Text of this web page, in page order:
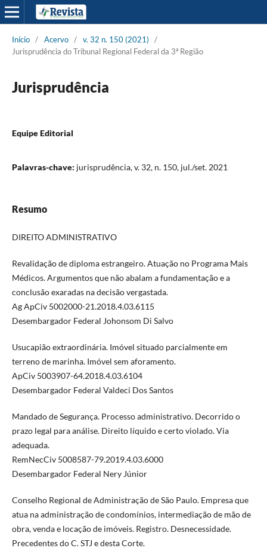
Início / Acervo / v. 32 n. 150 (2021)
/
Jurisprudência do Tribunal Regional Federal da 3ª Região
Jurisprudência
Equipe Editorial
Palavras-chave: jurisprudência, v. 32, n. 150, jul./set. 2021
Resumo
DIREITO ADMINISTRATIVO
Revalidação de diploma estrangeiro. Atuação no Programa Mais
Médicos. Argumentos que não abalam a fundamentação e a
conclusão exaradas na decisão vergastada.
Ag ApCiv 5002000-21.2018.4.03.6115
Desembargador Federal Johonsom Di Salvo
Usucapião extraordinária. Imóvel situado parcialmente em
terreno de marinha. Imóvel sem aforamento.
ApCiv 5003907-64.2018.4.03.6104
Desembargador Federal Valdeci Dos Santos
Mandado de Segurança. Processo administrativo. Decorrido o
prazo legal para análise. Direito líquido e certo violado. Via
adequada.
RemNecCiv 5008587-79.2019.4.03.6000
Desembargador Federal Nery Júnior
Conselho Regional de Administração de São Paulo. Empresa que
atua na administração de condomínios, intermediação de mão de
obra, venda e locação de imóveis. Registro. Desnecessidade.
Precedentes do C. STJ e desta Corte.